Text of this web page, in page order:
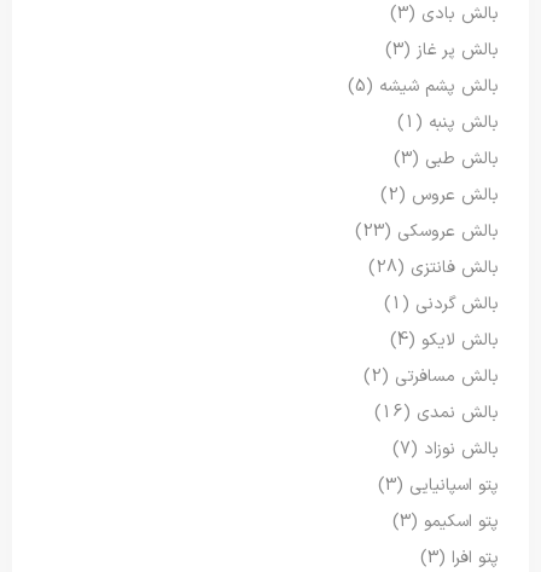
بالش بادی (3)
بالش پر غاز (3)
بالش پشم شیشه (5)
بالش پنبه (1)
بالش طبی (3)
بالش عروس (2)
بالش عروسکی (23)
بالش فانتزی (28)
بالش گردنی (1)
بالش لایکو (4)
بالش مسافرتی (2)
بالش نمدی (16)
بالش نوزاد (7)
پتو اسپانیایی (3)
پتو اسکیمو (3)
پتو افرا (3)